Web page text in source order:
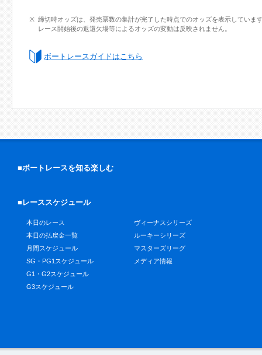
締切時オッズは、発売票数の集計が完了した時点でのオッズを表示していま
レース開始後の返還欠場等によるオッズの変動は反映されません。
ボートレースガイドはこちら
■ボートレースを知る楽しむ
■レーススケジュール
本日のレース
本日の払戻金一覧
月間スケジュール
SG・PG1スケジュール
G1・G2スケジュール
G3スケジュール
ヴィーナスシリーズ
ルーキーシリーズ
マスターズリーグ
メディア情報